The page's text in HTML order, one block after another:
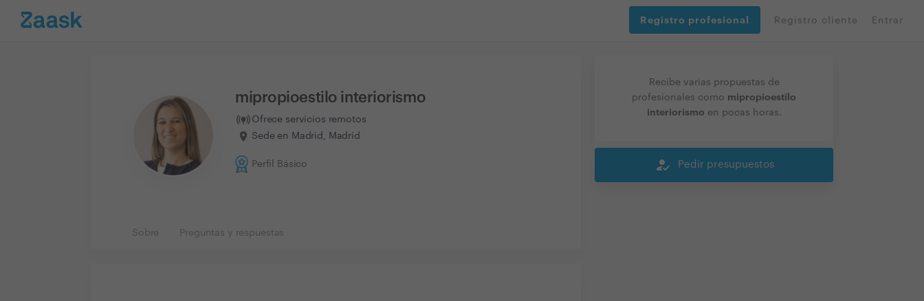
Registro profesional Registro cliente Entrar
mipropioestilo interiorismo
Ofrece servicios remotos
Sede en Madrid, Madrid
Perfil Básico
Sobre Preguntas y respuestas
Recibe varias propuestas de
profesionales como mipropioestilo
interiorismo en pocas horas.
how_to_reg Pedir presupuestos